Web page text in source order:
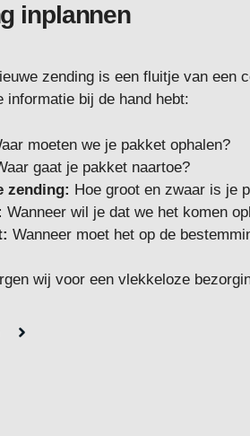
inplannen
zending is een fluitje van een
informatie bij de hand hebt:
moeten we je pakket ophalen?
gaat je pakket naartoe?
zending: Hoe groot en zwaar is je
Wanneer wil je dat we het komen
Wanneer moet het op de
wij voor een vlekkeloze